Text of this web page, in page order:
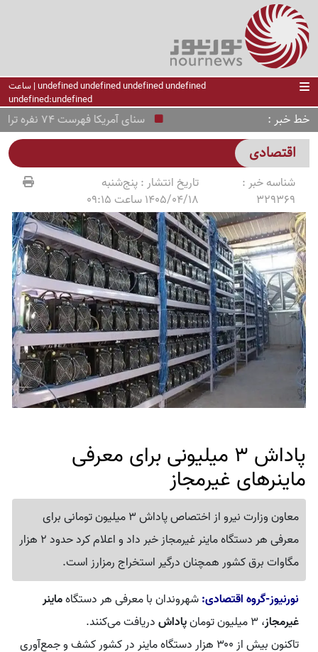
undefined undefined undefined undefined | ساعت
undefined:undefined
خط خبر سنای آمریکا فهرست 74 نفره ترامپ را تأیید کرد؛ چه کسانی در این لیست قرار دارند؟
اقتصادی
شناسه خبر :
329369
تاریخ انتشار :پنج‌شنبه
1405/04/18 ساعت 09:15
پاداش 3 میلیونی برای معرفی
ماینرهای غیرمجاز
معاون وزارت نیرو از اختصاص پاداش 3 میلیون تومانی برای
معرفی هر دستگاه ماینر غیرمجاز خبر داد و اعلام کرد حدود 2 هزار
مگاوات برق کشور همچنان درگیر استخراج رمزارز است.
نورنیوز-گروه اقتصادی:شهروندان با معرفی هر دستگاهماینر
غیرمجاز، ۳ میلیون تومان پاداشدریافت می‌کنند.
تاکنون بیش از ۳۰۰ هزار دستگاه ماینر در کشور کشف و جمع‌آوری